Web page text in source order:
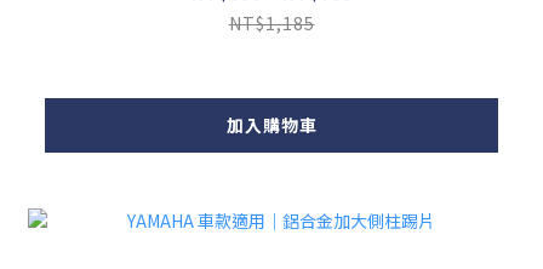
NT$1,185
加入購物車